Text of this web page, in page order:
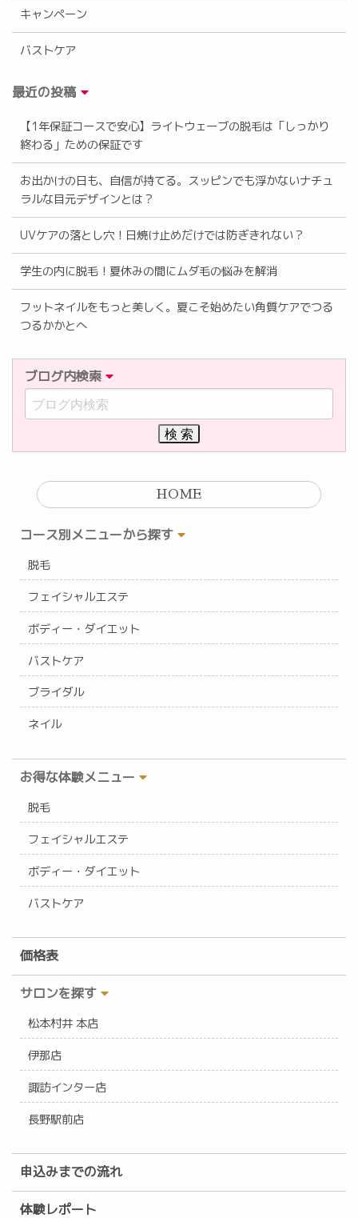
キャンペーン
バストケア
最近の投稿
【1年保証コースで安心】ライトウェーブの脱毛は「しっかり
終わる」ための保証です
お出かけの日も、自信が持てる。スッピンでも浮かないナチュ
ラルな目元デザインとは？
UVケアの落とし穴！日焼け止めだけでは防ぎきれない？
学生の内に脱毛！夏休みの間にムダ毛の悩みを解消
フットネイルをもっと美しく。夏こそ始めたい角質ケアでつる
つるかかとへ
ブログ内検索
HOME
コース別メニューから探す
脱毛
フェイシャルエステ
ボディー・ダイエット
バストケア
ブライダル
ネイル
お得な体験メニュー
脱毛
フェイシャルエステ
ボディー・ダイエット
バストケア
価格表
サロンを探す
松本村井 本店
伊那店
諏訪インター店
長野駅前店
申込みまでの流れ
体験レポート